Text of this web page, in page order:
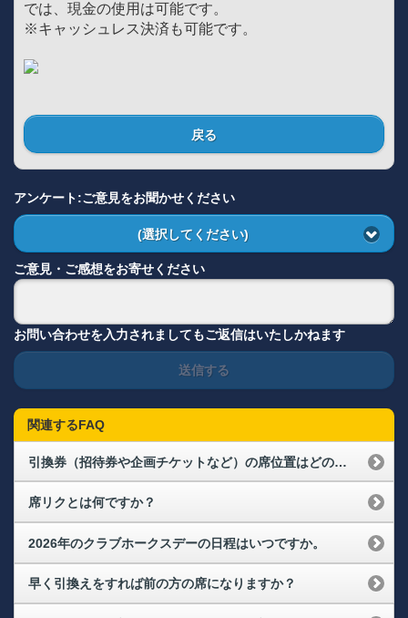
では、現金の使用は可能です。
※キャッシュレス決済も可能です。
戻る
アンケート:ご意見をお聞かせください
(選択してください)
ご意見・ご感想をお寄せください
お問い合わせを入力されましてもご返信はいたしかねます
送信する
関連するFAQ
引換券（招待券や企画チケットなど）の席位置はどのように決まりますか？連席で取ることはできますか？
席リクとは何ですか？
2026年のクラブホークスデーの日程はいつですか。
早く引換えをすれば前の方の席になりますか？